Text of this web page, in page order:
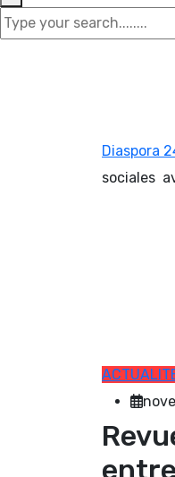
Diaspora
sociales